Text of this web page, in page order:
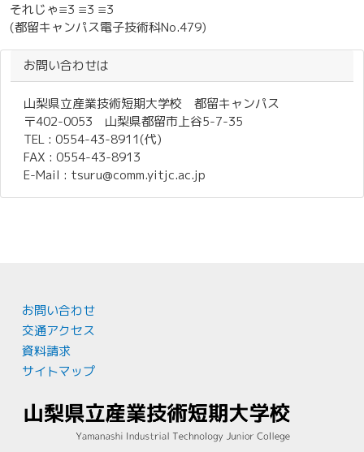
それじゃ≡3 ≡3 ≡3
(都留キャンパス電子技術科No.479)
お問い合わせは
山梨県立産業技術短期大学校 都留キャンパス
〒402-0053 山梨県都留市上谷5-7-35
TEL : 0554-43-8911(代)
FAX : 0554-43-8913
E-Mail : tsuru@comm.yitjc.ac.jp
お問い合わせ
交通アクセス
資料請求
サイトマップ